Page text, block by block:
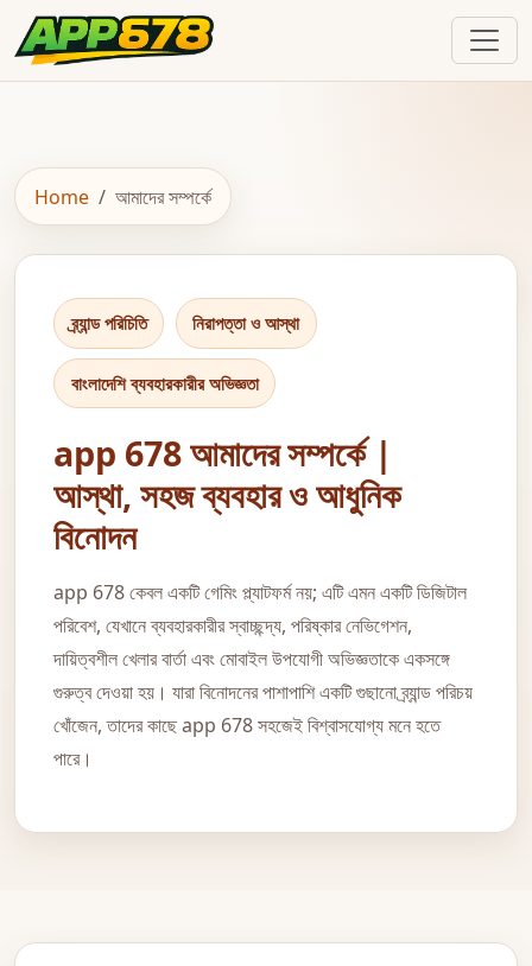
Home আমাদের সম্পর্কে
ব্র্যান্ড পরিচিতি নিরাপত্তা ও আস্থা
বাংলাদেশি ব্যবহারকারীর অভিজ্ঞতা
app 678 আমাদের সম্পর্কে |
আস্থা, সহজ ব্যবহার ও আধুনিক
বিনোদন
app 678 কেবল একটি গেমিং প্ল্যাটফর্ম নয়; এটি এমন একটি ডিজিটাল
পরিবেশ, যেখানে ব্যবহারকারীর স্বাচ্ছন্দ্য, পরিষ্কার নেভিগেশন,
দায়িত্বশীল খেলার বার্তা এবং মোবাইল উপযোগী অভিজ্ঞতাকে একসঙ্গে
গুরুত্ব দেওয়া হয়। যারা বিনোদনের পাশাপাশি একটি গুছানো ব্র্যান্ড পরিচয়
খোঁজেন, তাদের কাছে app 678 সহজেই বিশ্বাসযোগ্য মনে হতে
পারে।